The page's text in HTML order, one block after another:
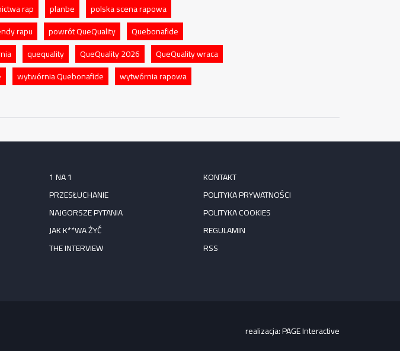
rap planbe
polska scena rapowa
rapu powrót QueQuality
Quebonafide
quequality QueQuality 2026
QueQuality wraca
wytwórnia Quebonafide wytwórnia rapowa
1 NA 1
PRZESŁUCHANIE
NAJGORSZE PYTANIA
JAK K**WA ŻYĆ
THE INTERVIEW
KONTAKT
POLITYKA PRYWATNOŚCI
POLITYKA COOKIES
REGULAMIN
RSS
realizacja:PAGE Interactive